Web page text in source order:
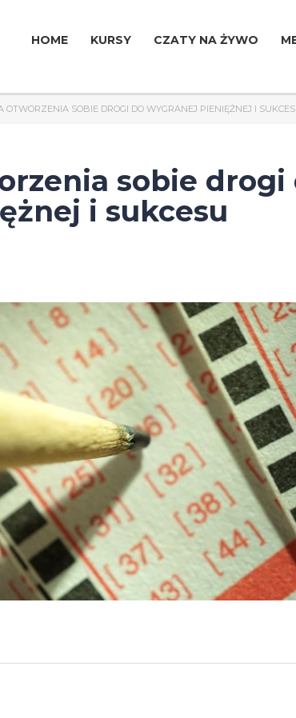
HOME KURSY CZATY NA ŻYWO
OTWORZENIA SOBIE DROGI DO WYGRANEJ PIENIĘŻNEJ I
sobie drogi
i sukcesu